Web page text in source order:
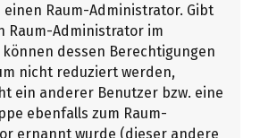
einen Raum-Administrator. Gibt
Raum-Administrator im
können dessen Berechtigungen
nicht reduziert werden,
ein anderer Benutzer bzw. eine
ebenfalls zum Raum-
ernannt wurde (dieser andere